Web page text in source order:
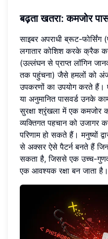
बढ़ता खतरा: कमजोर
साइबर अपराधी ब्रूट-
लगातार कोशिश करके क्रैक
(उल्लंघन से प्राप्त लॉगिन
तक पहुंचना) जैसे हमलों को
उपकरणों का उपयोग करते हैं।
या अनुमानित पासवर्ड उनके
सुरक्षा श्रृंखला में एक कमजोर
व्यक्तिगत पहचान को उजागर
परिणाम हो सकते हैं। मनुष्यों
से अक्सर ऐसे पैटर्न बनते हैं
सकता है, जिससे एक उच्च-
एक आवश्यक रक्षा बन जाता है।